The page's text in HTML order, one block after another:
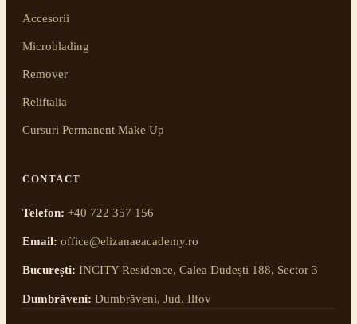
Accesorii
Microblading
Remover
Reliftalia
Cursuri Permanent Make Up
CONTACT
Telefon: +40 722 357 156
Email: office@elizanaeacademy.ro
București: INCITY Residence, Calea Dudești 188, Sector 3
Dumbrăveni: Dumbrăveni, Jud. Ilfov